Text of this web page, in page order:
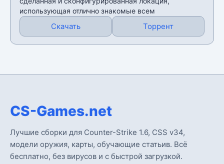
использующая отлично знакомые всем
Скачать Торрент
CS-Games.net
Лучшие сборки для Counter-Strike 1.6, CSS v34,
модели оружия, карты, обучающие статьив. Всё
бесплатно, без вирусов и с быстрой загрузкой.